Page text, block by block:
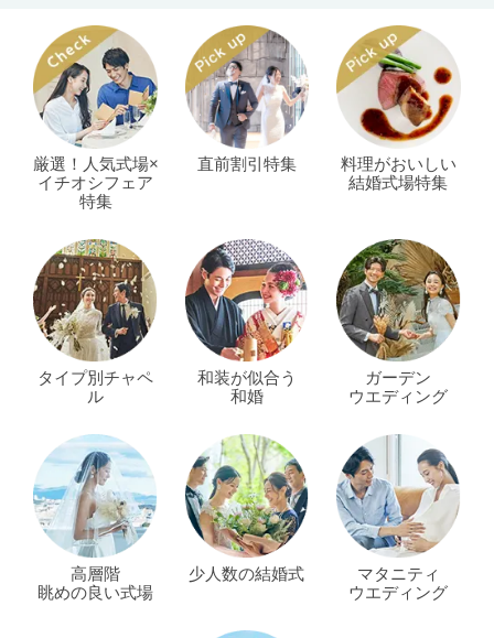
厳選！人気式場×
イチオシフェア
特集
直前割引特集
料理がおいしい
結婚式場特集
タイプ別チャペ
ル
和装が似合う
和婚
ガーデン
ウエディング
高層階
眺めの良い式場
少人数の結婚式
マタニティ
ウエディング